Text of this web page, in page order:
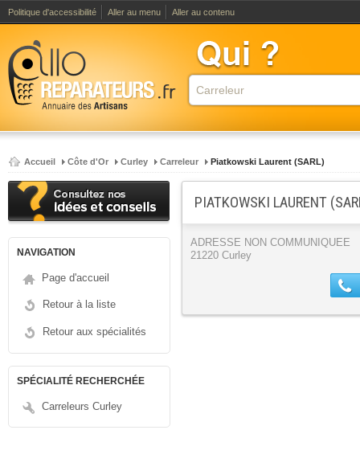
Politique d'accessibilité Aller au menu Aller au contenu
Accueil Côte d'Or Curley Carreleur Piatkowski Laurent (SARL)
NAVIGATION
Page d'accueil
Retour à la liste
Retour aux spécialités
SPÉCIALITÉ RECHERCHÉE
Carreleurs Curley
PIATKOWSKI LAURENT
ADRESSE NON COMMUNIQUEE
21220 Curley